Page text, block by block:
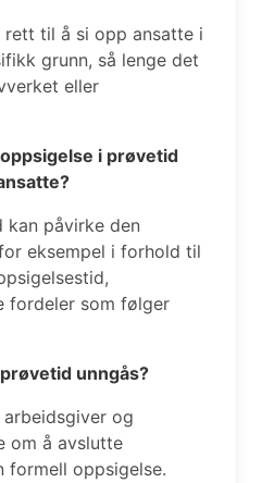
rett til å si opp ansatte i
grunn, så lenge det
eller
i prøvetid
kan påvirke den
eksempel i forhold til
fordeler som følger
unngås?
og
om å avslutte
formell oppsigelse.